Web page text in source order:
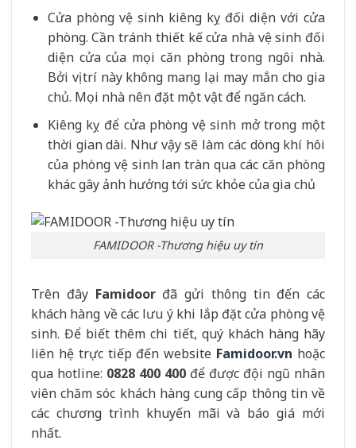
Cửa phòng vệ sinh kiêng kỵ đối diện với cửa
phòng. Cần tránh thiết kế cửa nhà vệ sinh đối
diện cửa của mọi căn phòng trong ngôi nhà.
Bởi vị trí này không mang lại may mắn cho gia
chủ. Mọi nhà nên đặt một vật để ngăn cách.
Kiêng kỵ để cửa phòng vệ sinh mở trong một
thời gian dài. Như vậy sẽ làm các dòng khí hôi
của phòng vệ sinh lan tràn qua các căn phòng
khác gây ảnh hưởng tới sức khỏe của gia chủ
FAMIDOOR -Thương hiệu uy tín
Trên đâyFamidoorđã gửi thông tin đến các
khách hàng về các lưu ý khi lắp đặt cửa phòng vệ
sinh. Để biết thêm chi tiết, quý khách hàng hãy
liên hệ trực tiếp đến website Famidoor.vn hoặc
qua hotline: 0828 400 400 để được đội ngũ nhân
viên chăm sóc khách hàng cung cấp thông tin về
các chương trình khuyến mãi và báo giá mới
nhất.